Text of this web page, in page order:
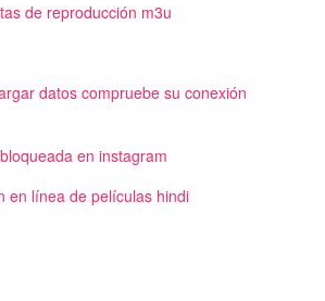
de reproducción m3u
datos compruebe su conexión
en instagram
en línea de películas hindi